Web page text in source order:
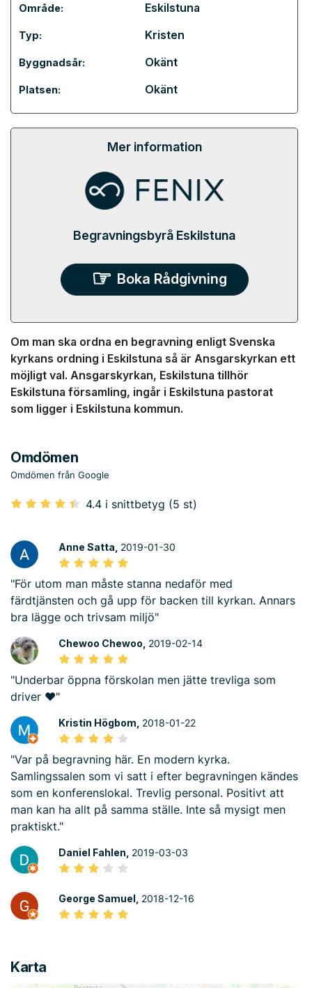
Område: Eskilstuna
Typ: Kristen
Byggnadsår: Okänt
Platsen: Okänt
Mer information
Begravningsbyrå Eskilstuna
Boka Rådgivning
Om man ska ordna en begravning enligt Svenska
kyrkans ordning i Eskilstuna så är Ansgarskyrkan ett
möjligt val. Ansgarskyrkan, Eskilstuna tillhör
Eskilstuna församling, ingår i Eskilstuna pastorat
som ligger i Eskilstuna kommun.
Omdömen
Omdömen från Google
4.4 i snittbetyg (5 st)
Anne Satta, 2019-01-30
"För utom man måste stanna nedaför med
färdtjänsten och gå upp för backen till kyrkan. Annars
bra lägge och trivsam miljö"
Chewoo Chewoo, 2019-02-14
"Underbar öppna förskolan men jätte trevliga som
driver ❤️"
Kristin Högbom, 2018-01-22
"Var på begravning här. En modern kyrka.
Samlingssalen som vi satt i efter begravningen kändes
som en konferenslokal. Trevlig personal. Positivt att
man kan ha allt på samma ställe. Inte så mysigt men
praktiskt."
Daniel Fahlen, 2019-03-03
George Samuel, 2018-12-16
Karta